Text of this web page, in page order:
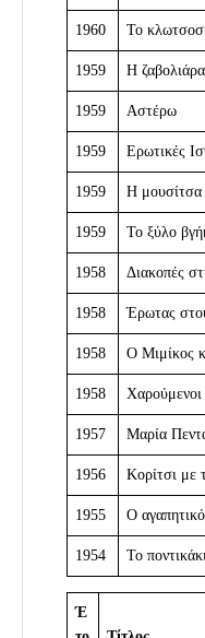
1960 Το
1959 Η ζαβολιάρα
1959 Αστέρω
1959 Ερωτικές
1959 Η μουσίτσα
1959 Το ξύλο
1958 Διακοπές
1958 Έρωτας
1958 Ο Μιμίκος
1958 Χαρούμενοι
1957 Μαρία
1956 Κορίτσι με
1955 Ο
1954 Το
Έ